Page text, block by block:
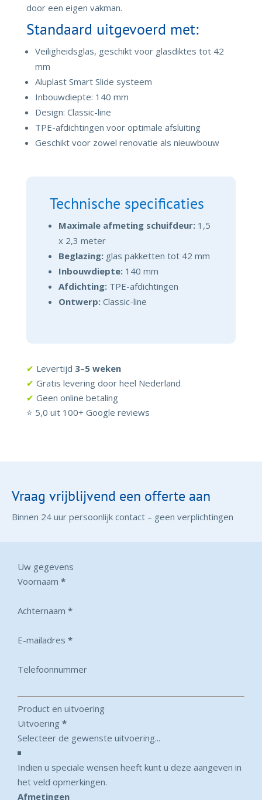
door een eigen vakman.
Standaard uitgevoerd met:
Veiligheidsglas, geschikt voor glasdiktes tot 42
mm
Aluplast Smart Slide systeem
Inbouwdiepte: 140 mm
Design: Classic-line
TPE-afdichtingen voor optimale afsluiting
Geschikt voor zowel renovatie als nieuwbouw
Technische specificaties
Maximale afmeting schuifdeur:1,5
x 2,3 meter
Beglazing:glas pakketten tot 42 mm
Inbouwdiepte:140 mm
Afdichting:TPE-afdichtingen
Ontwerp:Classic-line
✔ Levertijd 3–5 weken
✔ Gratis levering door heel Nederland
✔ Geen online betaling
⭐ 5,0 uit 100+ Google reviews
Vraag vrijblijvend een offerte aan
Binnen 24 uur persoonlijk contact – geen verplichtingen
Uw gegevens
Voornaam *
Achternaam *
E-mailadres *
Telefoonnummer
Product en uitvoering
Uitvoering *
Indien u speciale wensen heeft kunt u deze aangeven in
het veld opmerkingen.
Afmetingen